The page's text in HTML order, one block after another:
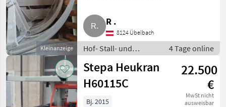
Kleinanzeige
R .
8124 Übelbach
Hof- Stall- und
Weidetechnik /
Heutechnik
4 Tage online
Stepa Heukran
H60115C
22.500
€
MwSt nicht
ausweisbar
Bj. 2015